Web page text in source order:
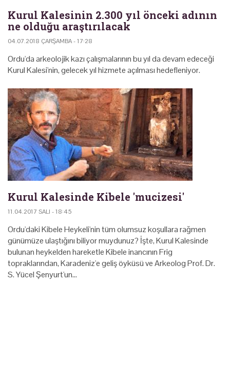
Kurul Kalesinin 2.300 yıl önceki adının
ne olduğu araştırılacak
04.07.2018 ÇARŞAMBA - 17:28
Ordu'da arkeolojik kazı çalışmalarının bu yıl da devam edeceği
Kurul Kalesi'nin, gelecek yıl hizmete açılması hedefleniyor.
Kurul Kalesinde Kibele 'mucizesi'
11.04.2017 SALI - 18:45
Ordu'daki Kibele Heykeli'nin tüm olumsuz koşullara rağmen
günümüze ulaştığını biliyor muydunuz? İşte, Kurul Kalesinde
bulunan heykelden hareketle Kibele inancının Frig
topraklarından, Karadeniz'e geliş öyküsü ve Arkeolog Prof. Dr.
S. Yücel Şenyurt'un…